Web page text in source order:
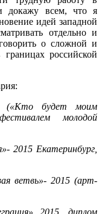
докажу всем, что я
идей западной
отдельно и
о сложной и
российской
(«Кто будет моим
молодой
2015 Екатеринбург,
ветвь»- 2015 (арт-
2015, диплом